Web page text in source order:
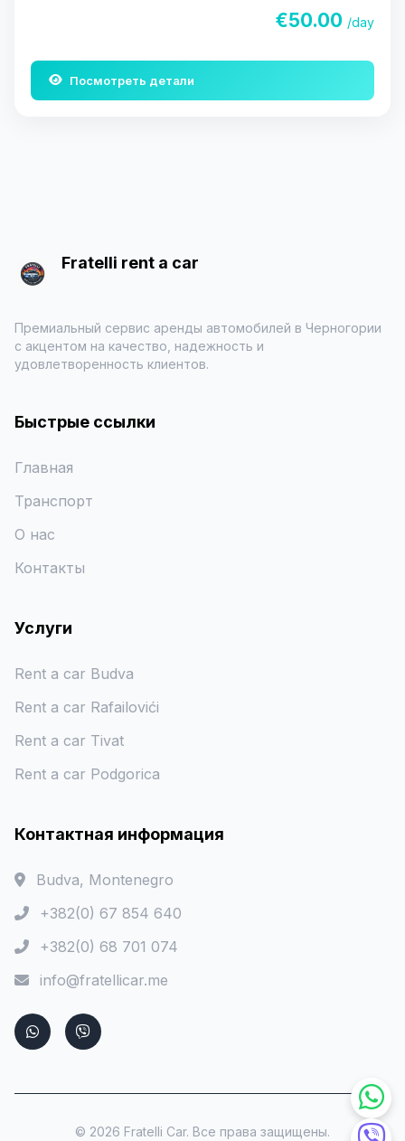
€50.00 /day
Посмотреть детали
Fratelli rent a car
Премиальный сервис аренды автомобилей в Черногории
с акцентом на качество, надежность и
удовлетворенность клиентов.
Быстрые ссылки
Главная
Транспорт
О нас
Контакты
Услуги
Rent a car Budva
Rent a car Rafailovići
Rent a car Tivat
Rent a car Podgorica
Контактная информация
Budva, Montenegro
+382(0) 67 854 640
+382(0) 68 701 074
info@fratellicar.me
© 2026 Fratelli Car. Все права защищены.